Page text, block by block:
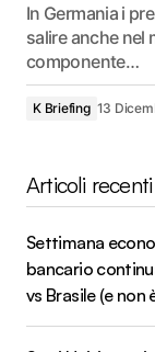
In Germania i
salire anche nel
componente…
K Briefing 13
Articoli recenti
Settimana
bancario
vs Brasile (e non